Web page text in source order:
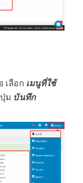
เลือก เมนูที่ใช้
ม บันทึก